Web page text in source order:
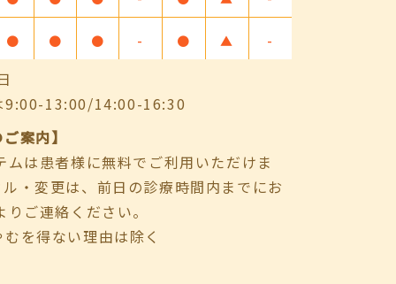
● ● ● - ● ▲ -
9:00-13:00/14:00-16:30
案内】
ムは患者様に無料でご利用いただけま
・変更は、前日の診療時間内までにお
ご連絡ください。
を得ない理由は除く